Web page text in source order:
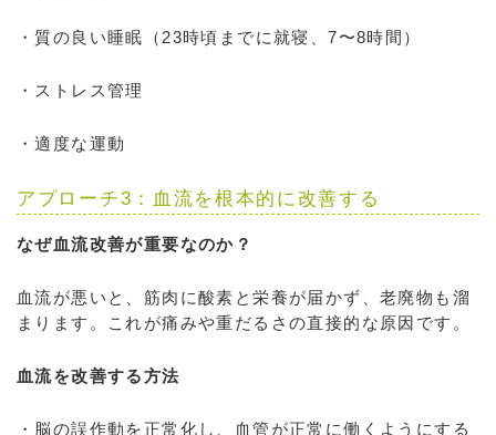
・質の良い睡眠（23時頃までに就寝、7〜8時間）
・ストレス管理
・適度な運動
アプローチ3：血流を根本的に改善する
なぜ血流改善が重要なのか？
血流が悪いと、筋肉に酸素と栄養が届かず、老廃物も溜
まります。これが痛みや重だるさの直接的な原因です。
血流を改善する方法
・脳の誤作動を正常化し、血管が正常に働くようにする